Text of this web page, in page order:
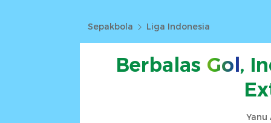
Sepakbola Liga Indonesia
Berbalas Gol,
Yanu